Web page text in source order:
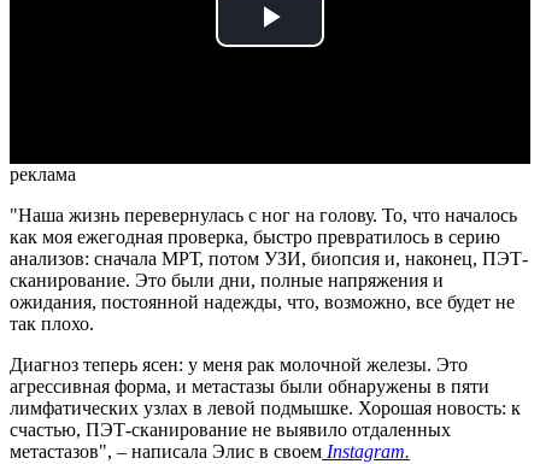
Play
реклама
"Наша жизнь перевернулась с ног на голову. То, что началось
как моя ежегодная проверка, быстро превратилось в серию
анализов: сначала МРТ, потом УЗИ, биопсия и, наконец, ПЭТ-
сканирование. Это были дни, полные напряжения и
ожидания, постоянной надежды, что, возможно, все будет не
так плохо.
Диагноз теперь ясен: у меня рак молочной железы. Это
агрессивная форма, и метастазы были обнаружены в пяти
лимфатических узлах в левой подмышке. Хорошая новость: к
счастью, ПЭТ-сканирование не выявило отдаленных
метастазов", – написала Элис в своем Instagram.